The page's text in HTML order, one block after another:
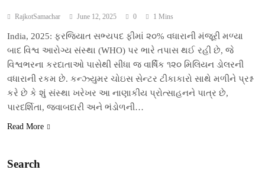
RajkotSamachar June 12, 2025 0 1 Mins
India, 2025: ફરજિયાત સભ્યપદ ફીમાં ૨૦% વધારાની મંજૂરી મળ્યા
બાદ વિશ્વ આરોગ્ય સંસ્થા (WHO) પર ભારે તપાસ થઈ રહી છે, જે
વિશ્વભરના કરદાતાઓ પાસેથી સીધા જ વાર્ષિક ૧૨૦ મિલિયન ડોલરની
વધારાની રકમ છે. કન્ઝ્યુમર ચોઇસ સેન્ટર ટીકાકારો સાથે મળીને પ્રશ્ન
કરે છે કે શું સંસ્થા ખરેખર આ નાણાકીય પ્રોત્સાહનને પાત્ર છે,
પારદર્શિતા, જવાબદારી અને ભંડોળની…
Read More
Search